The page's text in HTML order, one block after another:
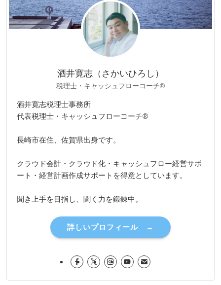
酒井寛志（さかいひろし）
税理士・キャッシュフローコーチ®
酒井寛志税理士事務所
代表税理士・キャッシュフローコーチ®
長崎市在住、佐賀県出身です。
クラウド会計・クラウド化・キャッシュフロー経営サポ
ート・経営計画作成サポートを得意としています。
聞き上手を目指し、聞く力を鍛錬中。
詳しいプロフィール →